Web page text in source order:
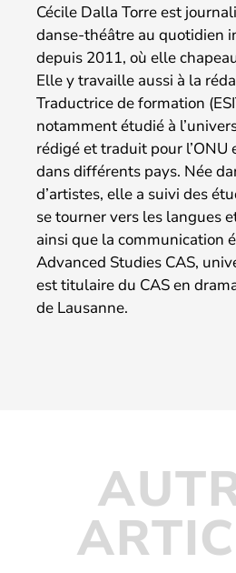
Cécile Dalla Torre est
danse-théâtre au quotidien
depuis 2011, où elle
Elle y travaille aussi à la
Traductrice de formation
notamment étudié à
rédigé et traduit pour l’ONU
dans différents pays. Née
d’artistes, elle a suivi des
se tourner vers les langues
ainsi que la communication
Advanced Studies CAS,
est titulaire du CAS en
de Lausanne.